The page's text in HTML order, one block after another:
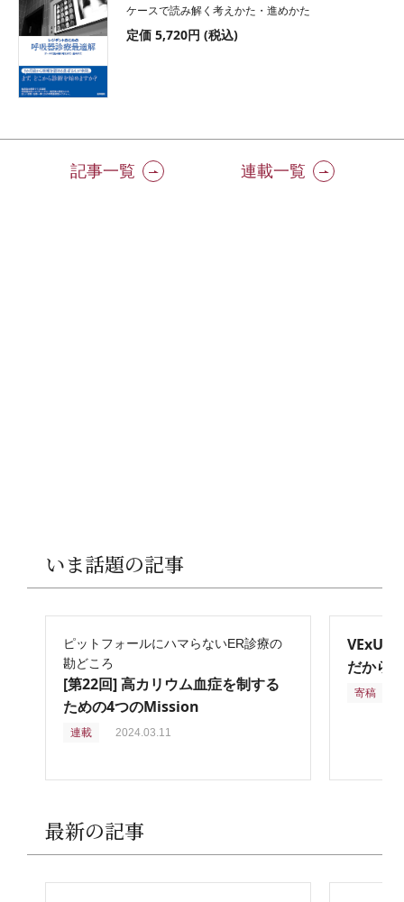
ケースで読み解く考えかた・進めかた
定価 5,720円 (税込)
記事一覧 連載一覧
いま話題の記事
ピットフォールにハマらないER診療の
勘どころ
[第22回] 高カリウム血症を制する
ための4つのMission
連載 2024.03.11
VExUS
だから
寄稿
最新の記事